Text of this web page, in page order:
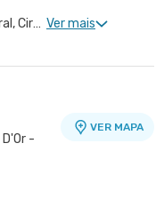
Ortopedia de Quadril, Ortopedia de Coluna, Ortopedia Geral, Cirurgia de Quadril Ver mais
-
VER MAPA